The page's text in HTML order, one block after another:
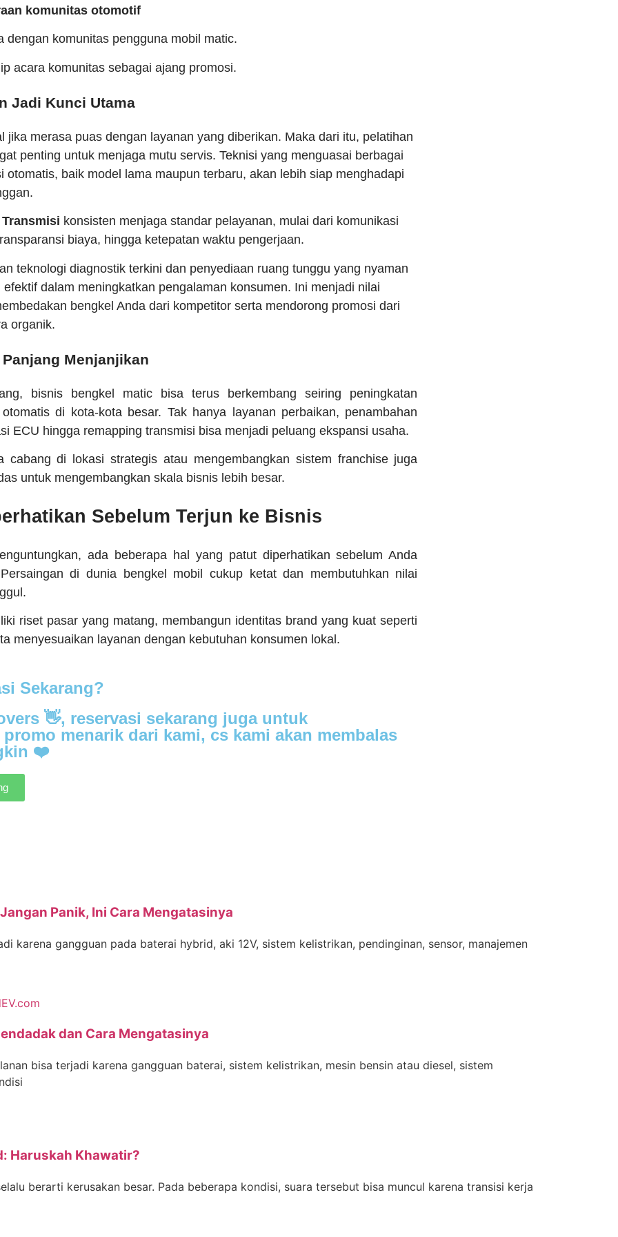
komunitas otomotif
dengan komunitas pengguna mobil matic.
acara komunitas sebagai ajang promosi.
Jadi Kunci Utama
jika merasa puas dengan layanan yang diberikan. Maka dari itu, pelatihan
penting untuk menjaga mutu servis. Teknisi yang menguasai berbagai
otomatis, baik model lama maupun terbaru, akan lebih siap menghadapi
konsisten menjaga standar pelayanan, mulai dari komunikasi
biaya, hingga ketepatan waktu pengerjaan.
teknologi diagnostik terkini dan penyediaan ruang tunggu yang nyaman
dalam meningkatkan pengalaman konsumen. Ini menjadi nilai
bengkel Anda dari kompetitor serta mendorong promosi dari
organik.
Menjanjikan
bisnis bengkel matic bisa terus berkembang seiring peningkatan
di kota-kota besar. Tak hanya layanan perbaikan, penambahan
ECU hingga remapping transmisi bisa menjadi peluang ekspansi usaha.
cabang di lokasi strategis atau mengembangkan sistem franchise juga
untuk mengembangkan skala bisnis lebih besar.
Sebelum Terjun ke Bisnis
ada beberapa hal yang patut diperhatikan sebelum Anda
di dunia bengkel mobil cukup ketat dan membutuhkan nilai
riset pasar yang matang, membangun identitas brand yang kuat seperti
menyesuaikan layanan dengan kebutuhan konsumen lokal.
Sekarang?
👋, reservasi sekarang juga untuk
menarik dari kami, cs kami akan membalas
❤️
Panik, Ini Cara Mengatasinya
karena gangguan pada baterai hybrid, aki 12V, sistem kelistrikan, pendinginan, sensor, manajemen
dan Cara Mengatasinya
bisa terjadi karena gangguan baterai, sistem kelistrikan, mesin bensin atau diesel, sistem
Haruskah Khawatir?
berarti kerusakan besar. Pada beberapa kondisi, suara tersebut bisa muncul karena transisi kerja